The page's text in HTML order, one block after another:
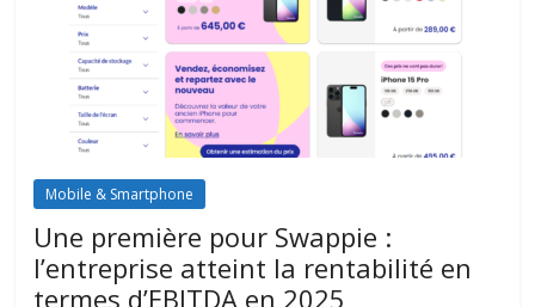
Mobile & Smartphone
Une première pour Swappie :
l’entreprise atteint la rentabilité en
termes d’EBITDA en 2025